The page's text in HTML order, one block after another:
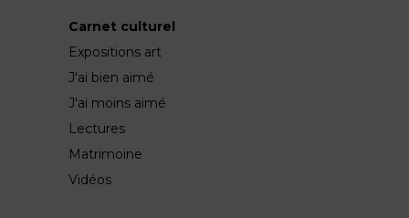
Carnet culturel
Expositions art
J'ai bien aimé
J'ai moins aimé
Lectures
Matrimoine
Vidéos